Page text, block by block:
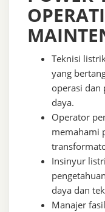
Teknisi
yang
operasi
daya.
Operator
memahami
Insinyur
daya dan
Manajer